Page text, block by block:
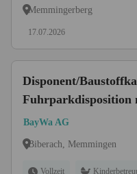
Memmingerberg
17.07.2026
Disponent/
Fuhrparkdisposition
BayWa AG
Biberach, Memmingen
Vollzeit